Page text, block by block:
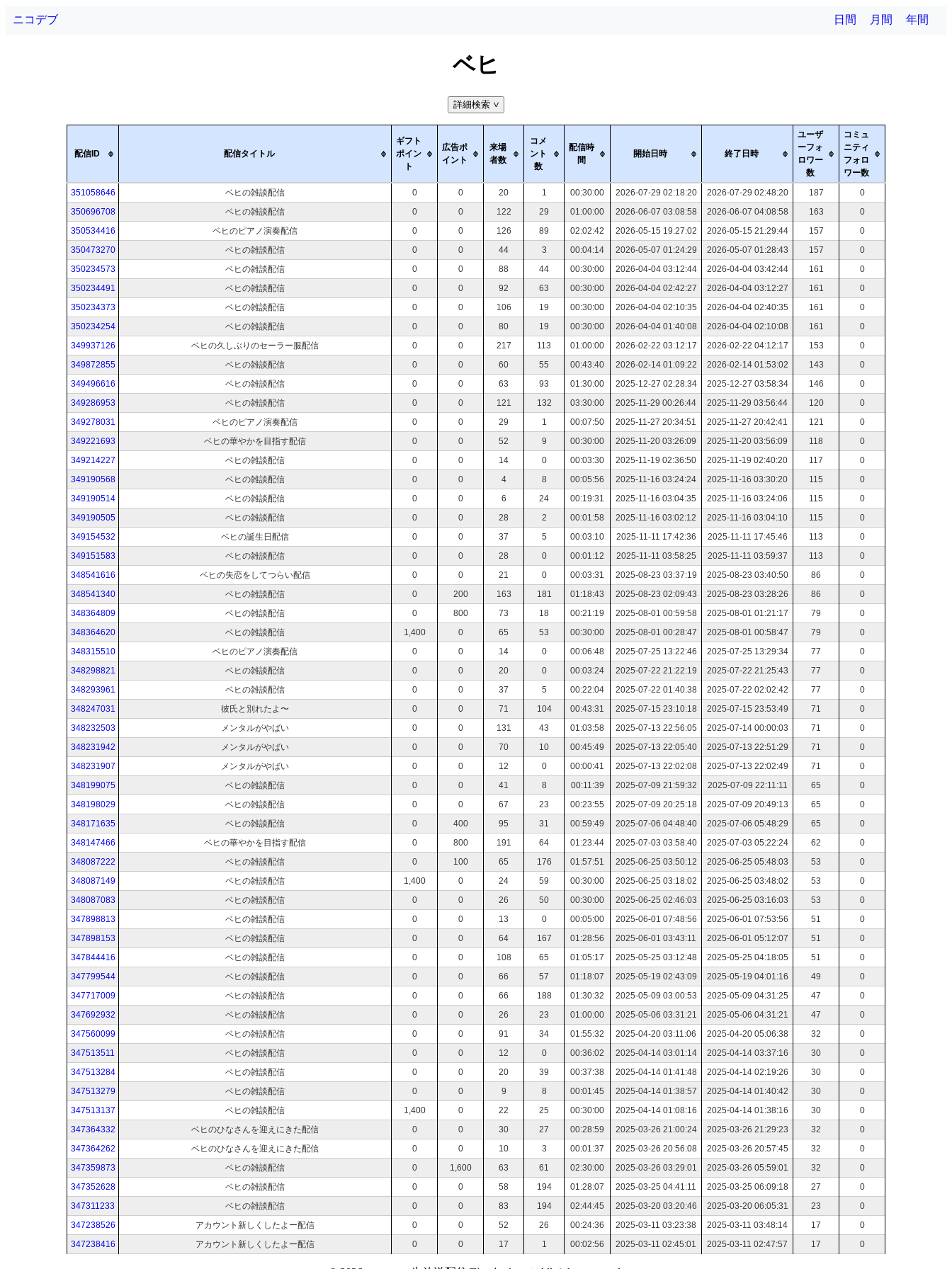
ニコデブ 日間 月間 年間
ベヒ
詳細検索 >
配信ID 配信タイトル
ギフト
ポイン
ト
広告ポ
イント
来場
者数
コメ
ント
数
配信時
間
開始日時 終了日時
ユーザ
ーフォ
ロワー
数
コミュ
ニティ
フォロ
ワー数
351058646
ベヒの雑談配信 0 0 20 1 00:30:00 2026-07-29 02:18:20 2026-07-29 02:48:20 187
0
350696708
ベヒの雑談配信 0 0 122 29 01:00:00 2026-06-07 03:08:58 2026-06-07 04:08:58 163
0
350534416
ベヒのピアノ演奏配信 0 0 126 89 02:02:42 2026-05-15 19:27:02 2026-05-15 21:29:44 157
0
350473270
ベヒの雑談配信 0 0 44 3 00:04:14 2026-05-07 01:24:29 2026-05-07 01:28:43 157
0
350234573
ベヒの雑談配信 0 0 88 44 00:30:00 2026-04-04 03:12:44 2026-04-04 03:42:44 161
0
350234491
ベヒの雑談配信 0 0 92 63 00:30:00 2026-04-04 02:42:27 2026-04-04 03:12:27 161
0
350234373
ベヒの雑談配信 0 0 106 19 00:30:00 2026-04-04 02:10:35 2026-04-04 02:40:35 161
0
350234254
ベヒの雑談配信 0 0 80 19 00:30:00 2026-04-04 01:40:08 2026-04-04 02:10:08 161
0
349937126
ベヒの久しぶりのセーラー服配信 0 0 217 113 01:00:00 2026-02-22 03:12:17 2026-02-22 04:12:17 153
0
349872855
ベヒの雑談配信 0 0 60 55 00:43:40 2026-02-14 01:09:22 2026-02-14 01:53:02 143
0
349496616
ベヒの雑談配信 0 0 63 93 01:30:00 2025-12-27 02:28:34 2025-12-27 03:58:34 146
0
349286953
ベヒの雑談配信 0 0 121 132 03:30:00 2025-11-29 00:26:44 2025-11-29 03:56:44 120
0
349278031
ベヒのピアノ演奏配信 0 0 29 1 00:07:50 2025-11-27 20:34:51 2025-11-27 20:42:41 121
0
349221693
ベヒの華やかを目指す配信 0 0 52 9 00:30:00 2025-11-20 03:26:09 2025-11-20 03:56:09 118
0
349214227
ベヒの雑談配信 0 0 14 0 00:03:30 2025-11-19 02:36:50 2025-11-19 02:40:20 117
0
349190568
ベヒの雑談配信 0 0 4 8 00:05:56 2025-11-16 03:24:24 2025-11-16 03:30:20 115
0
349190514
ベヒの雑談配信 0 0 6 24 00:19:31 2025-11-16 03:04:35 2025-11-16 03:24:06 115
0
349190505
ベヒの雑談配信 0 0 28 2 00:01:58 2025-11-16 03:02:12 2025-11-16 03:04:10 115
0
349154532
ベヒの誕生日配信 0 0 37 5 00:03:10 2025-11-11 17:42:36 2025-11-11 17:45:46 113
0
349151583
ベヒの雑談配信 0 0 28 0 00:01:12 2025-11-11 03:58:25 2025-11-11 03:59:37 113
0
348541616
ベヒの失恋をしてつらい配信 0 0 21 0 00:03:31 2025-08-23 03:37:19 2025-08-23 03:40:50 86
0
348541340
ベヒの雑談配信 0 200 163 181 01:18:43 2025-08-23 02:09:43 2025-08-23 03:28:26 86
0
348364809
ベヒの雑談配信 0 800 73 18 00:21:19 2025-08-01 00:59:58 2025-08-01 01:21:17 79
0
348364620
ベヒの雑談配信 1,400 0 65 53 00:30:00 2025-08-01 00:28:47 2025-08-01 00:58:47 79
0
348315510
ベヒのピアノ演奏配信 0 0 14 0 00:06:48 2025-07-25 13:22:46 2025-07-25 13:29:34 77
0
348298821
ベヒの雑談配信 0 0 20 0 00:03:24 2025-07-22 21:22:19 2025-07-22 21:25:43 77
0
348293961
ベヒの雑談配信 0 0 37 5 00:22:04 2025-07-22 01:40:38 2025-07-22 02:02:42 77
0
348247031
彼氏と別れたよ〜 0 0 71 104 00:43:31 2025-07-15 23:10:18 2025-07-15 23:53:49 71
0
348232503
メンタルがやばい 0 0 131 43 01:03:58 2025-07-13 22:56:05 2025-07-14 00:00:03 71
0
348231942
メンタルがやばい 0 0 70 10 00:45:49 2025-07-13 22:05:40 2025-07-13 22:51:29 71
0
348231907
メンタルがやばい 0 0 12 0 00:00:41 2025-07-13 22:02:08 2025-07-13 22:02:49 71
0
348199075
ベヒの雑談配信 0 0 41 8 00:11:39 2025-07-09 21:59:32 2025-07-09 22:11:11 65
0
348198029
ベヒの雑談配信 0 0 67 23 00:23:55 2025-07-09 20:25:18 2025-07-09 20:49:13 65
0
348171635
ベヒの雑談配信 0 400 95 31 00:59:49 2025-07-06 04:48:40 2025-07-06 05:48:29 65
0
348147466
ベヒの華やかを目指す配信 0 800 191 64 01:23:44 2025-07-03 03:58:40 2025-07-03 05:22:24 62
0
348087222
ベヒの雑談配信 0 100 65 176 01:57:51 2025-06-25 03:50:12 2025-06-25 05:48:03 53
0
348087149
ベヒの雑談配信 1,400 0 24 59 00:30:00 2025-06-25 03:18:02 2025-06-25 03:48:02 53
0
348087083
ベヒの雑談配信 0 0 26 50 00:30:00 2025-06-25 02:46:03 2025-06-25 03:16:03 53
0
347898813
ベヒの雑談配信 0 0 13 0 00:05:00 2025-06-01 07:48:56 2025-06-01 07:53:56 51
0
347898153
ベヒの雑談配信 0 0 64 167 01:28:56 2025-06-01 03:43:11 2025-06-01 05:12:07 51
0
347844416
ベヒの雑談配信 0 0 108 65 01:05:17 2025-05-25 03:12:48 2025-05-25 04:18:05 51
0
347799544
ベヒの雑談配信 0 0 66 57 01:18:07 2025-05-19 02:43:09 2025-05-19 04:01:16 49
0
347717009
ベヒの雑談配信 0 0 66 188 01:30:32 2025-05-09 03:00:53 2025-05-09 04:31:25 47
0
347692932
ベヒの雑談配信 0 0 26 23 01:00:00 2025-05-06 03:31:21 2025-05-06 04:31:21 47
0
347560099
ベヒの雑談配信 0 0 91 34 01:55:32 2025-04-20 03:11:06 2025-04-20 05:06:38 32
0
347513511
ベヒの雑談配信 0 0 12 0 00:36:02 2025-04-14 03:01:14 2025-04-14 03:37:16 30
0
347513284
ベヒの雑談配信 0 0 20 39 00:37:38 2025-04-14 01:41:48 2025-04-14 02:19:26 30
0
347513279
ベヒの雑談配信 0 0 9 8 00:01:45 2025-04-14 01:38:57 2025-04-14 01:40:42 30
0
347513137
ベヒの雑談配信 1,400 0 22 25 00:30:00 2025-04-14 01:08:16 2025-04-14 01:38:16 30
0
347364332
ベヒのひなさんを迎えにきた配信 0 0 30 27 00:28:59 2025-03-26 21:00:24 2025-03-26 21:29:23 32
0
347364262
ベヒのひなさんを迎えにきた配信 0 0 10 3 00:01:37 2025-03-26 20:56:08 2025-03-26 20:57:45 32
0
347359873
ベヒの雑談配信 0 1,600 63 61 02:30:00 2025-03-26 03:29:01 2025-03-26 05:59:01 32
0
347352628
ベヒの雑談配信 0 0 58 194 01:28:07 2025-03-25 04:41:11 2025-03-25 06:09:18 27
0
347311233
ベヒの雑談配信 0 0 83 194 02:44:45 2025-03-20 03:20:46 2025-03-20 06:05:31 23
0
347238526
アカウント新しくしたよー配信 0 0 52 26 00:24:36 2025-03-11 03:23:38 2025-03-11 03:48:14 17
0
347238416
アカウント新しくしたよー配信 0 0 17 1 00:02:56 2025-03-11 02:45:01 2025-03-11 02:47:57 17 0